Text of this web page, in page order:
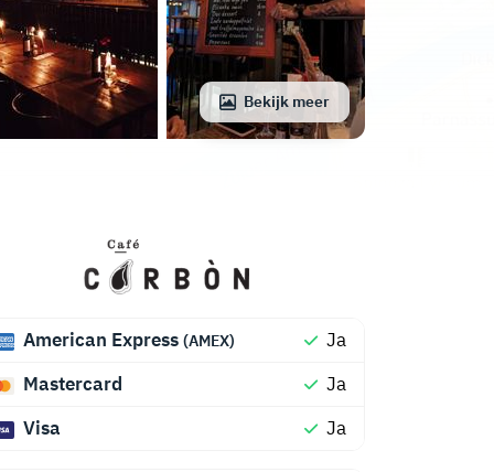
Bekijk meer
American Express (AMEX)
Ja
Mastercard
Ja
Visa
Ja